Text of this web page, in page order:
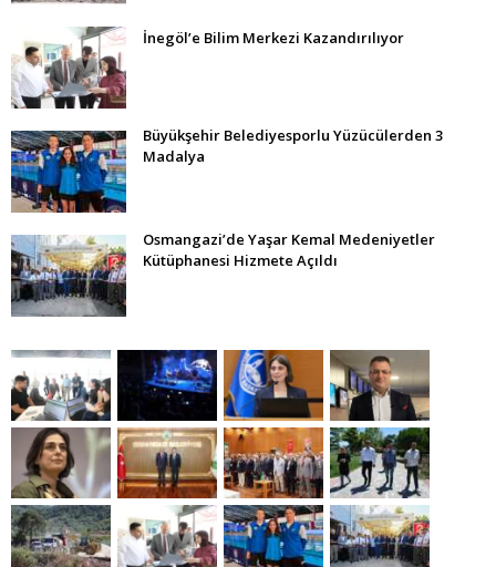
İnegöl’e Bilim Merkezi Kazandırılıyor
Büyükşehir Belediyesporlu Yüzücülerden 3
Madalya
Osmangazi’de Yaşar Kemal Medeniyetler
Kütüphanesi Hizmete Açıldı